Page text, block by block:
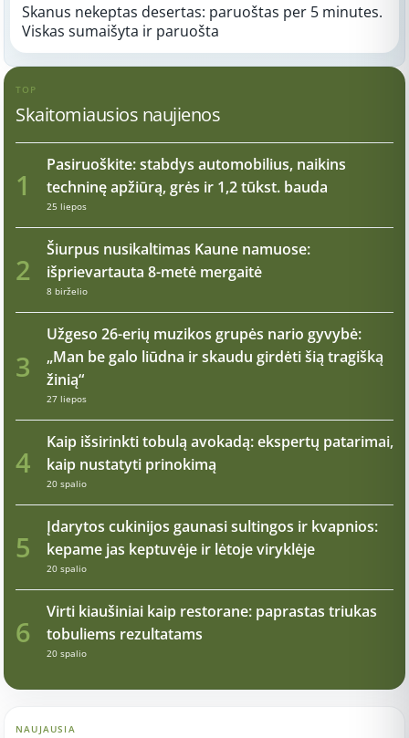
Skanus nekeptas desertas: paruoštas per 5 minutes.
Viskas sumaišyta ir paruošta
TOP
Skaitomiausios naujienos
1
Pasiruoškite: stabdys automobilius, naikins
techninę apžiūrą, grės ir 1,2 tūkst. bauda
25 liepos
2
Šiurpus nusikaltimas Kaune namuose:
išprievartauta 8-metė mergaitė
8 birželio
3
Užgeso 26-erių muzikos grupės nario gyvybė:
„Man be galo liūdna ir skaudu girdėti šią tragišką
žinią“
27 liepos
4
Kaip išsirinkti tobulą avokadą: ekspertų patarimai,
kaip nustatyti prinokimą
20 spalio
5
Įdarytos cukinijos gaunasi sultingos ir kvapnios:
kepame jas keptuvėje ir lėtoje viryklėje
20 spalio
6
Virti kiaušiniai kaip restorane: paprastas triukas
tobuliems rezultatams
20 spalio
NAUJAUSIA